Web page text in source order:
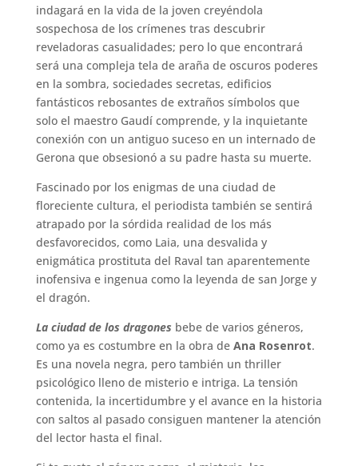
difunto padre, indagará en la vida de la joven
creyéndola sospechosa de los crímenes tras
descubrir reveladoras casualidades; pero lo que
encontrará será una compleja tela de araña de
oscuros poderes en la sombra, sociedades
secretas, edificios fantásticos rebosantes de
extraños símbolos que solo el maestro Gaudí
comprende, y la inquietante conexión con un
antiguo suceso en un internado de Gerona que
Fascinado por los enigmas de una ciudad de
floreciente cultura, el periodista también se sentirá
atrapado por la sórdida realidad de los más
desfavorecidos, como Laia, una desvalida y
enigmática prostituta del Raval tan aparentemente
inofensiva e ingenua como la leyenda de san Jorge
La ciudad de los dragones bebe de varios géneros,
como ya es costumbre en la obra deAna
Rosenrot. Es una novela negra, pero también un
thriller
psicológico lleno de misterio e intriga. La tensión
contenida, la incertidumbre y el avance en la